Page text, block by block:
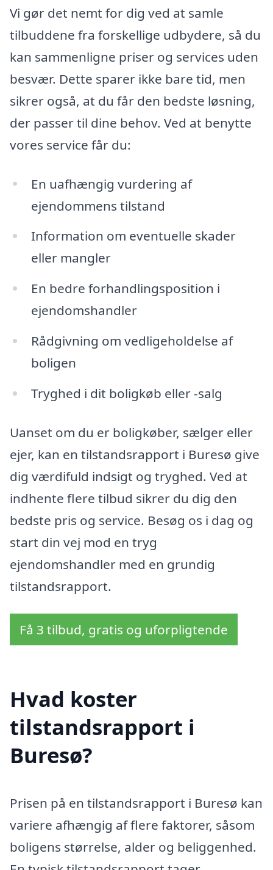
Vi gør det nemt for dig ved at samle
tilbuddene fra forskellige udbydere, så du
kan sammenligne priser og services uden
besvær. Dette sparer ikke bare tid, men
sikrer også, at du får den bedste løsning,
der passer til dine behov. Ved at benytte
vores service får du:
En uafhængig vurdering af
ejendommens tilstand
Information om eventuelle skader
eller mangler
En bedre forhandlingsposition i
ejendomshandler
Rådgivning om vedligeholdelse af
boligen
Tryghed i dit boligkøb eller -salg
Uanset om du er boligkøber, sælger eller
ejer, kan en tilstandsrapport i Buresø give
dig værdifuld indsigt og tryghed. Ved at
indhente flere tilbud sikrer du dig den
bedste pris og service. Besøg os i dag og
start din vej mod en tryg
ejendomshandler med en grundig
tilstandsrapport.
Få 3 tilbud, gratis og uforpligtende
Hvad koster
tilstandsrapport i
Buresø?
Prisen på en tilstandsrapport i Buresø kan
variere afhængig af flere faktorer, såsom
boligens størrelse, alder og beliggenhed.